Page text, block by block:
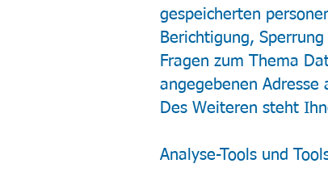
gespeicherten
Berichtigung,
Fragen zum Thema
angegebenen Adresse
Des Weiteren steht
Analyse-Tools und